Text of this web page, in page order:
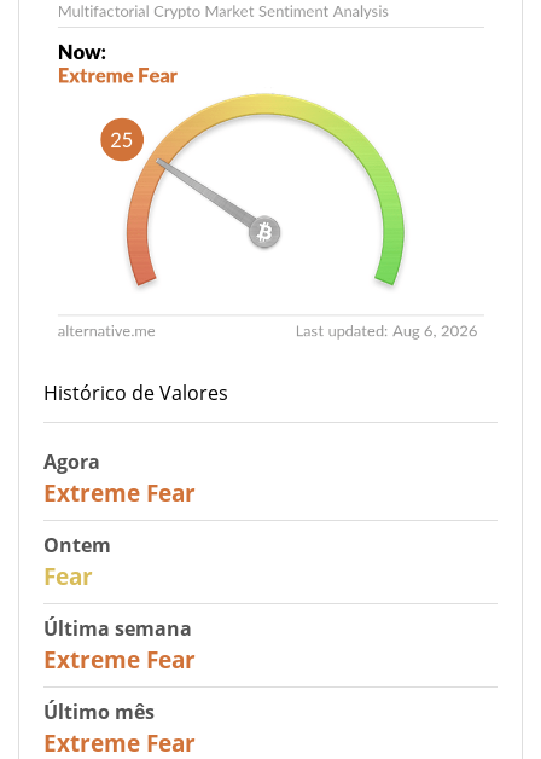
Histórico de Valores
Agora
Extreme Fear
Ontem
Fear
Última semana
Extreme Fear
Último mês
Extreme Fear